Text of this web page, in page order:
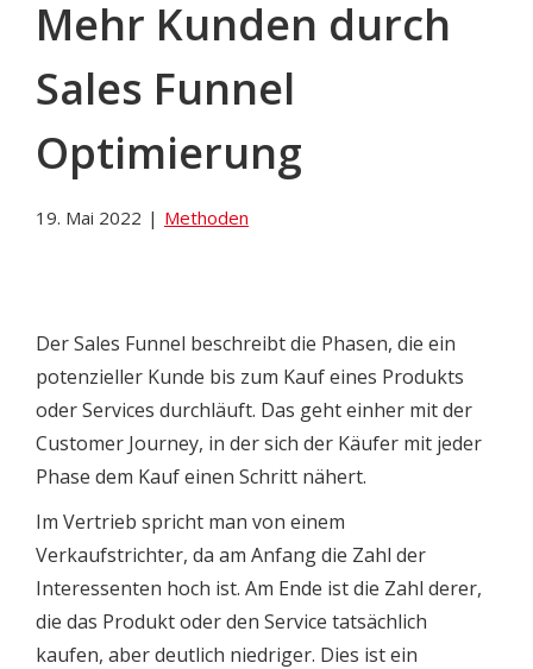
Mehr Kunden durch
Sales Funnel
Optimierung
19. Mai 2022 | Methoden
Der Sales Funnel beschreibt die Phasen, die ein
potenzieller Kunde bis zum Kauf eines Produkts
oder Services durchläuft. Das geht einher mit der
Customer Journey, in der sich der Käufer mit jeder
Phase dem Kauf einen Schritt nähert.
Im Vertrieb spricht man von einem
Verkaufstrichter, da am Anfang die Zahl der
Interessenten hoch ist. Am Ende ist die Zahl derer,
die das Produkt oder den Service tatsächlich
kaufen, aber deutlich niedriger. Dies ist ein